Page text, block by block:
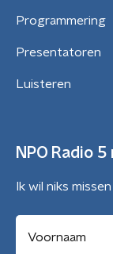
Programmering
Presentatoren
Luisteren
NPO Radio
Ik wil niks